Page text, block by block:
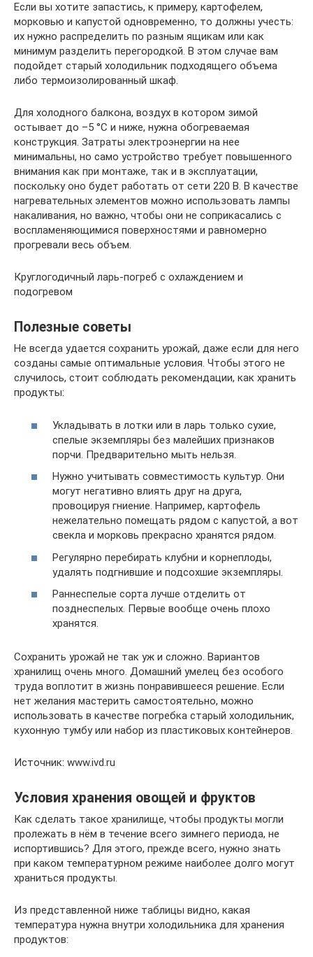
Если вы хотите запастись, к примеру, картофелем,
морковью и капустой одновременно, то должны учесть:
их нужно распределить по разным ящикам или как
минимум разделить перегородкой. В этом случае вам
подойдет старый холодильник подходящего объема
либо термоизолированный шкаф.
Для холодного балкона, воздух в котором зимой
остывает до –5 °C и ниже, нужна обогреваемая
конструкция. Затраты электроэнергии на нее
минимальны, но само устройство требует повышенного
внимания как при монтаже, так и в эксплуатации,
поскольку оно будет работать от сети 220 В. В качестве
нагревательных элементов можно использовать лампы
накаливания, но важно, чтобы они не соприкасались с
воспламеняющимися поверхностями и равномерно
прогревали весь объем.
Круглогодичный ларь-погреб с охлаждением и
подогревом
Полезные советы
Не всегда удается сохранить урожай, даже если для него
созданы самые оптимальные условия. Чтобы этого не
случилось, стоит соблюдать рекомендации, как хранить
продукты:
Укладывать в лотки или в ларь только сухие,
спелые экземпляры без малейших признаков
порчи. Предварительно мыть нельзя.
Нужно учитывать совместимость культур. Они
могут негативно влиять друг на друга,
провоцируя гниение. Например, картофель
нежелательно помещать рядом с капустой, а вот
свекла и морковь прекрасно хранятся рядом.
Регулярно перебирать клубни и корнеплоды,
удалять подгнившие и подсохшие экземпляры.
Раннеспелые сорта лучше отделить от
позднеспелых. Первые вообще очень плохо
хранятся.
Сохранить урожай не так уж и сложно. Вариантов
хранилищ очень много. Домашний умелец без особого
труда воплотит в жизнь понравившееся решение. Если
нет желания мастерить самостоятельно, можно
использовать в качестве погребка старый холодильник,
кухонную тумбу или набор из пластиковых контейнеров.
Источник: www.ivd.ru
Условия хранения овощей и фруктов
Как сделать такое хранилище, чтобы продукты могли
пролежать в нём в течение всего зимнего периода, не
испортившись? Для этого, прежде всего, нужно знать
при каком температурном режиме наиболее долго могут
храниться продукты.
Из представленной ниже таблицы видно, какая
температура нужна внутри холодильника для хранения
продуктов: